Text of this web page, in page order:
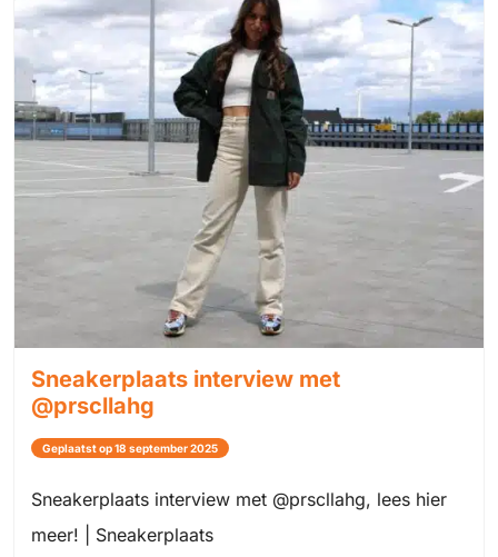
Sneakerplaats interview met
@prscllahg
Geplaatst op 18 september 2025
Sneakerplaats interview met @prscllahg, lees hier
meer! | Sneakerplaats